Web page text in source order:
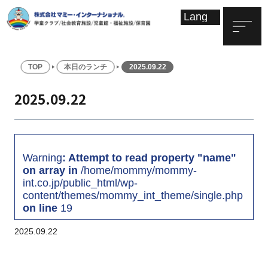
TOP 本日のランチ 2025.09.22
2025.09.22
Warning: Attempt to read property "name"
on array in /home/mommy/mommy-
int.co.jp/public_html/wp-
content/themes/mommy_int_theme/single.php
on line 19
2025.09.22